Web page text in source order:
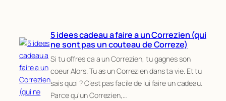
5 idees cadeau a faire a un Correzien (qui
ne sont pas un couteau de Correze)
Si tu offres ca a un Correzien, tu gagnes son
coeur Alors. Tu as un Correzien dans ta vie. Et tu
sais quoi ? C’est pas facile de lui faire un cadeau.
Parce qu’un Correzien,…